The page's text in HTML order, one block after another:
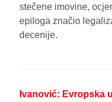
stečene imovine,
epiloga značio
decenije.
Ivanović: Evropska